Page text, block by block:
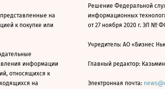
на
к покупке или
информации
относящихся к
на
Решение Федеральной
информационных
от 27 ноября 2020 г. ЭЛ №
Учредитель: АО «Бизнес
Главный редактор:
Электронная почта: